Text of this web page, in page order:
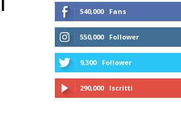
540,000 Fans
550,000 Follower
9,300 Follower
290,000 Iscritti